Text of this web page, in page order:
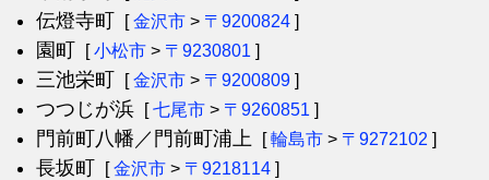
伝燈寺町 [金沢市 > 〒9200824 ]
園町 [小松市 > 〒9230801 ]
三池栄町 [金沢市 > 〒9200809 ]
つつじが浜 [七尾市 > 〒9260851 ]
門前町八幡／門前町浦上 [輪島市 > 〒9272102 ]
長坂町 [金沢市 > 〒9218114 ]